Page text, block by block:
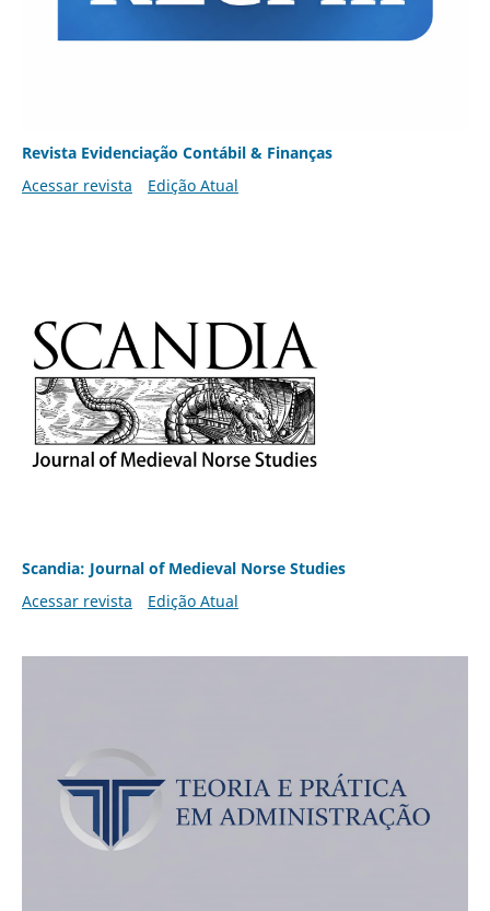
Revista Evidenciação Contábil & Finanças
Acessar revista
Edição Atual
Scandia: Journal of Medieval Norse Studies
Acessar revista
Edição Atual